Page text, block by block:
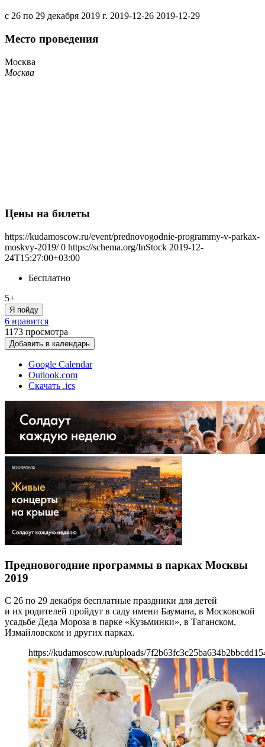
с 26 по 29 декабря 2019 г. 2019-12-26 2019-12-29
Место проведения
Москва
Москва
Цены на билеты
https://kudamoscow.ru/event/prednovogodnie-programmy-v-parkax-
moskvy-2019/ 0 https://schema.org/InStock 2019-12-
24T15:27:00+03:00
Бесплатно
5+
Я пойду
6 нравится
1173 просмотра
Добавить в календарь
Google Calendar
Outlook.com
Скачать .ics
Предновогодние программы в парках Москвы
2019
С 26 по 29 декабря бесплатные праздники для детей
и их родителей пройдут в саду имени Баумана, в Московской
усадьбе Деда Мороза в парке «Кузьминки», в Таганском,
Измайловском и других парках.
https://kudamoscow.ru/uploads/